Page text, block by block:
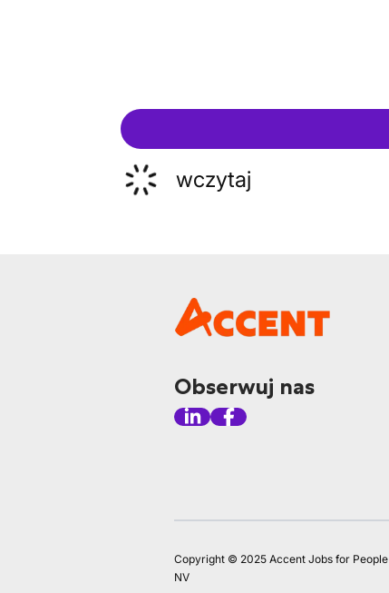
wczytaj
Obserwuj nas
Copyright © 2025 Accent Jobs for People
NV